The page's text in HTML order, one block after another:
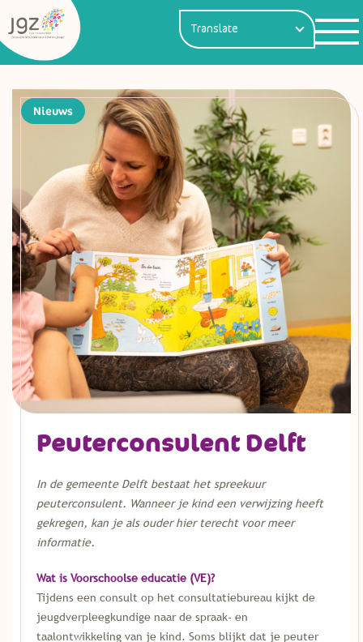
Nieuws
Peuterconsulent Delft
In de gemeente Delft bestaat het spreekuur
peuterconsulent. Wanneer je kind een verwijzing heeft
gekregen, kan je als ouder hier terecht voor meer
informatie.
Wat is Voorschoolse educatie (VE)?
Tijdens een consult op het consultatiebureau kijkt de
jeugdverpleegkundige naar de spraak- en
taalontwikkeling van je kind. Soms blijkt dat je peuter